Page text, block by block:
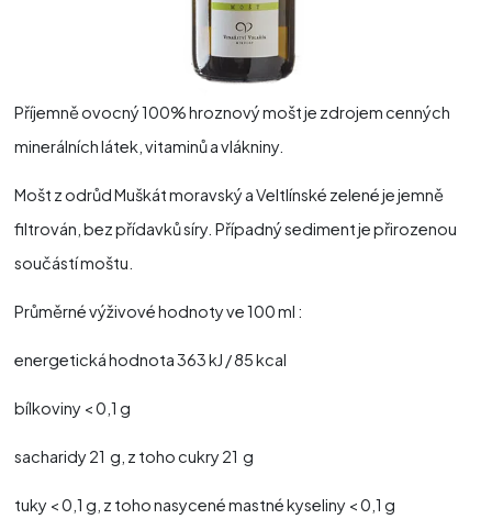
Příjemně ovocný 100% hroznový mošt je zdrojem cenných
minerálních látek, vitaminů a vlákniny.
Mošt z odrůd Muškát moravský a Veltlínské zelené je jemně
filtrován, bez přídavků síry. Případný sediment je přirozenou
součástí moštu.
Průměrné výživové hodnoty ve 100 ml :
energetická hodnota 363 kJ / 85 kcal
bílkoviny < 0,1 g
sacharidy 21 g, z toho cukry 21 g
tuky < 0,1 g, z toho nasycené mastné kyseliny < 0,1 g